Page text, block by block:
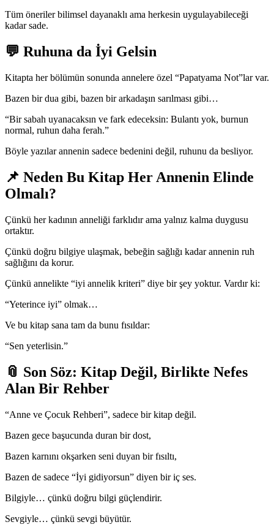
Tüm öneriler bilimsel dayanaklı ama herkesin uygulayabileceği
kadar sade.
💬 Ruhuna da İyi Gelsin
Kitapta her bölümün sonunda annelere özel “Papatyama Not”lar var.
Bazen bir dua gibi, bazen bir arkadaşın sarılması gibi…
“Bir sabah uyanacaksın ve fark edeceksin: Bulantı yok, burnun
normal, ruhun daha ferah.”
Böyle yazılar annenin sadece bedenini değil, ruhunu da besliyor.
📌 Neden Bu Kitap Her Annenin Elinde
Olmalı?
Çünkü her kadının anneliği farklıdır ama yalnız kalma duygusu
ortaktır.
Çünkü doğru bilgiye ulaşmak, bebeğin sağlığı kadar annenin ruh
sağlığını da korur.
Çünkü annelikte “iyi annelik kriteri” diye bir şey yoktur. Vardır ki:
“Yeterince iyi” olmak…
Ve bu kitap sana tam da bunu fısıldar:
“Sen yeterlisin.”
📎 Son Söz: Kitap Değil, Birlikte Nefes
Alan Bir Rehber
“Anne ve Çocuk Rehberi”, sadece bir kitap değil.
Bazen gece başucunda duran bir dost,
Bazen karnını okşarken seni duyan bir fısıltı,
Bazen de sadece “İyi gidiyorsun” diyen bir iç ses.
Bilgiyle… çünkü doğru bilgi güçlendirir.
Sevgiyle… çünkü sevgi büyütür.